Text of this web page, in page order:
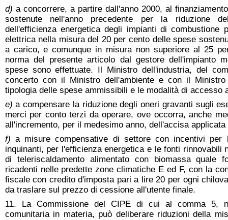
d) a concorrere, a partire dall'anno 2000, al
sostenute nell'anno precedente per la riduzione
dell'efficienza energetica degli impianti di combustione
elettrica nella misura del 20 per cento delle spese
a carico, e comunque in misura non superiore al 25
norma del presente articolo dal gestore dell'impianto
spese sono effettuate. Il Ministro dell'industria, del
concerto con il Ministro dell'ambiente e con il
tipologia delle spese ammissibili e le modalità di accesso
e) a compensare la riduzione degli oneri gravanti sugli
merci per conto terzi da operare, ove occorra, anche
all'incremento, per il medesimo anno, dell'accisa
f) a misure compensative di settore con incentivi per
inquinanti, per l'efficienza energetica e le fonti rinnovabili
di teleriscaldamento alimentato con biomassa quale
ricadenti nelle predette zone climatiche E ed F, con la
fiscale con credito d'imposta pari a lire 20 per ogni
da traslare sul prezzo di cessione all'utente finale.
11. La Commissione del CIPE di cui al comma 5,
comunitaria in materia, può deliberare riduzioni della